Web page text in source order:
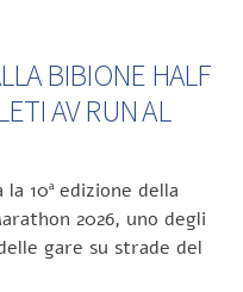
BIBIONE HALF
AV RUN AL
10ª edizione della
2026, uno degli
gare su strade del